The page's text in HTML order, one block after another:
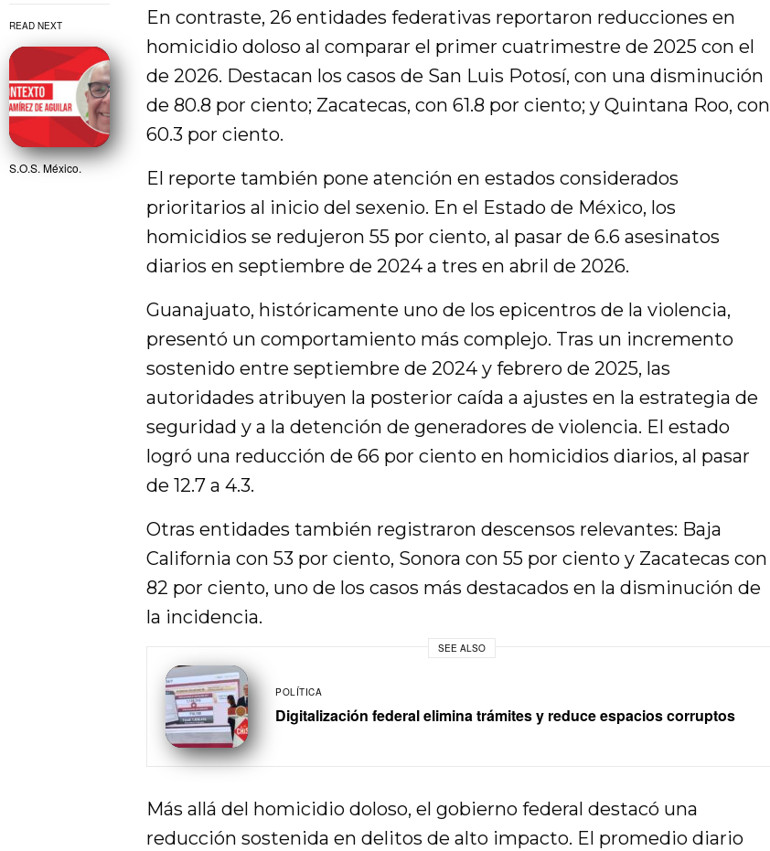
READ NEXT
S.O.S. México.
En contraste, 26 entidades federativas reportaron reducciones en
homicidio doloso al comparar el primer cuatrimestre de 2025 con el
de 2026. Destacan los casos de San Luis Potosí, con una disminución
de 80.8 por ciento; Zacatecas, con 61.8 por ciento; y Quintana Roo, con
60.3 por ciento.
El reporte también pone atención en estados considerados
prioritarios al inicio del sexenio. En el Estado de México, los
homicidios se redujeron 55 por ciento, al pasar de 6.6 asesinatos
diarios en septiembre de 2024 a tres en abril de 2026.
Guanajuato, históricamente uno de los epicentros de la violencia,
presentó un comportamiento más complejo. Tras un incremento
sostenido entre septiembre de 2024 y febrero de 2025, las
autoridades atribuyen la posterior caída a ajustes en la estrategia de
seguridad y a la detención de generadores de violencia. El estado
logró una reducción de 66 por ciento en homicidios diarios, al pasar
de 12.7 a 4.3.
Otras entidades también registraron descensos relevantes: Baja
California con 53 por ciento, Sonora con 55 por ciento y Zacatecas con
82 por ciento, uno de los casos más destacados en la disminución de
la incidencia.
SEE ALSO
POLÍTICA
Digitalización federal elimina trámites y reduce espacios corruptos
Más allá del homicidio doloso, el gobierno federal destacó una
reducción sostenida en delitos de alto impacto. El promedio diario